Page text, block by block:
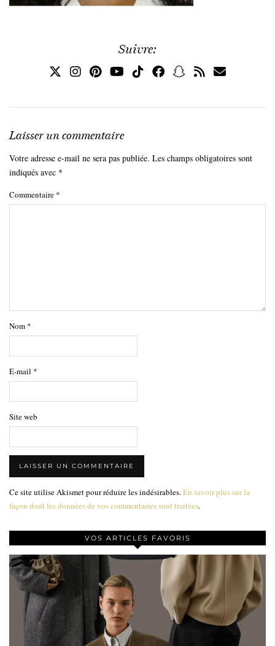
Suivre:
Laisser un commentaire
Votre adresse e-mail ne sera pas publiée. Les champs obligatoires sont
indiqués avec *
Commentaire *
Nom *
E-mail *
Site web
Ce site utilise Akismet pour réduire les indésirables. En savoir plus sur la
façon dont les données de vos commentaires sont traitées.
VOS ARTICLES FAVORIS